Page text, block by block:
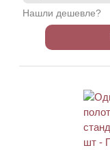
Нашли дешевле?